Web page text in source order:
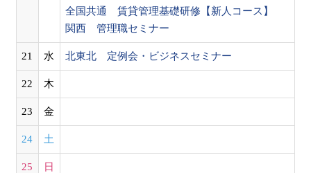
全国共通 賃貸管理基礎研修【新人コース】
関西 管理職セミナー
21 水 北東北 定例会・ビジネスセミナー
22 木
23 金
24 土
25 日